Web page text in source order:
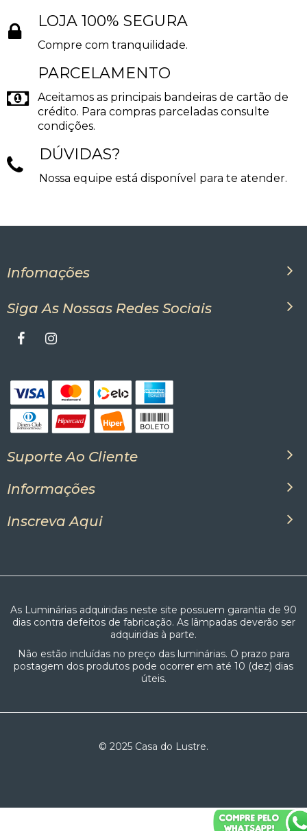
LOJA 100% SEGURA
Compre com tranquilidade.
PARCELAMENTO
Aceitamos as principais bandeiras de cartão de
crédito. Para compras parceladas consulte
condições.
DÚVIDAS?
Nossa equipe está disponível para te atender.
Infomações
Siga As Nossas Redes Sociais
Suporte Ao Cliente
Informações
Inscreva Aqui
As Luminárias adquiridas neste site possuem garantia de 90
dias contra defeitos de fabricação. As lâmpadas deverão ser
adquiridas à parte.
Não estão incluídas no preço das luminárias. O prazo para
postagem dos produtos pode ocorrer em até 10 (dez) dias
úteis.
© 2025 Casa do Lustre.